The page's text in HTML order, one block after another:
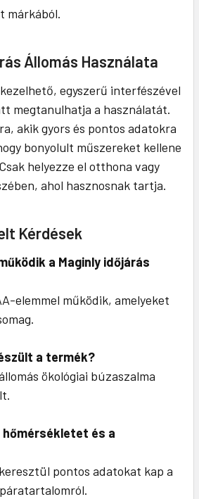
márkából.
Állomás Használata
egyszerű interfészével
megtanulhatja a használatát.
akik gyors és pontos adatokra
bonyolult műszereket kellene
helyezze el otthona vagy
ahol hasznosnak tartja.
Kérdések
a Maginly időjárás
elemmel működik, amelyeket
a termék?
ökológiai búzaszalma
hőmérsékletet és a
pontos adatokat kap a